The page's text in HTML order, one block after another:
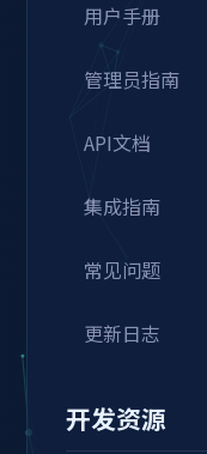
用户手册
管理员指南
API文档
集成指南
常见问题
更新日志
开发资源